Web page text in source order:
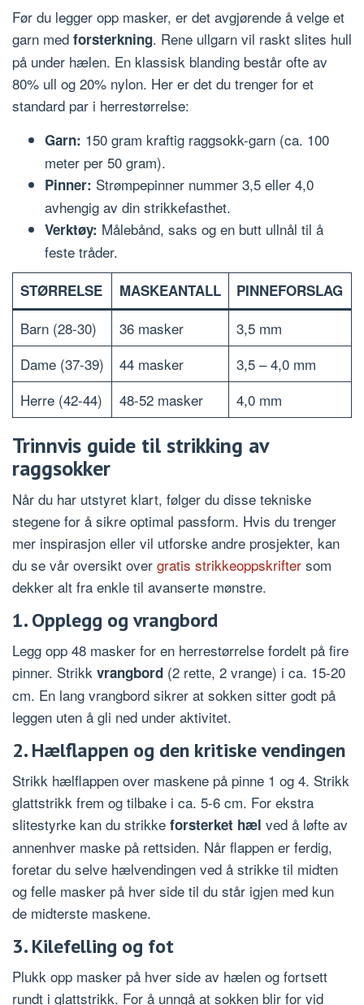
Før du legger opp masker, er det avgjørende å velge et
garn med forsterkning. Rene ullgarn vil raskt slites hull
på under hælen. En klassisk blanding består ofte av
80% ull og 20% nylon. Her er det du trenger for et
standard par i herrestørrelse:
Garn: 150 gram kraftig raggsokk-garn (ca. 100
meter per 50 gram).
Pinner: Strømpepinner nummer 3,5 eller 4,0
avhengig av din strikkefasthet.
Verktøy: Målebånd, saks og en butt ullnål til å
feste tråder.
STØRRELSE MASKEANTALL PINNEFORSLAG
Barn (28-30) 36 masker
3,5 mm
Dame (37-39)
44 masker
3,5 – 4,0 mm
Herre (42-44)
48-52 masker 4,0 mm
Trinnvis guide til strikking av
raggsokker
Når du har utstyret klart, følger du disse tekniske
stegene for å sikre optimal passform. Hvis du trenger
mer inspirasjon eller vil utforske andre prosjekter, kan
du se vår oversikt over gratis strikkeoppskrifter som
dekker alt fra enkle til avanserte mønstre.
1. Opplegg og vrangbord
Legg opp 48 masker for en herrestørrelse fordelt på fire
pinner. Strikk vrangbord (2 rette, 2 vrange) i ca. 15-20
cm. En lang vrangbord sikrer at sokken sitter godt på
leggen uten å gli ned under aktivitet.
2. Hælflappen og den kritiske vendingen
Strikk hælflappen over maskene på pinne 1 og 4. Strikk
glattstrikk frem og tilbake i ca. 5-6 cm. For ekstra
slitestyrke kan du strikke forsterket hæl ved å løfte av
annenhver maske på rettsiden. Når flappen er ferdig,
foretar du selve hælvendingen ved å strikke til midten
og felle masker på hver side til du står igjen med kun
de midterste maskene.
3. Kilefelling og fot
Plukk opp masker på hver side av hælen og fortsett
rundt i glattstrikk. For å unngå at sokken blir for vid